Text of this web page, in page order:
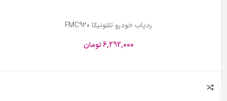
ردیاب خودرو تلتونیکا FMC920
6,292,000تومان